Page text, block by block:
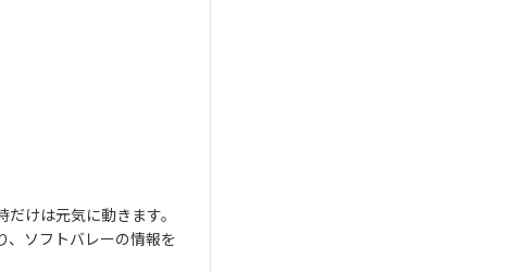
けは元気に動きます。
、ソフトバレーの情報を